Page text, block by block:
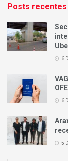
Posts recentes
6
6
5